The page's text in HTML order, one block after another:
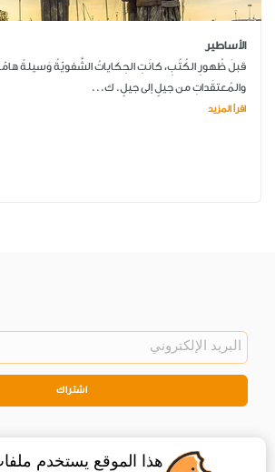
الأساطير
قبلَ ظُهورِ الكُتُبِ، كانَتِ الحِكاياتُ الشَّفويّةُ وَسيلةً
والمُعتقَداتِ من جيلٍ إلى جيلٍ. ك...
اقرأ المزيد
اشتراك
هذا الموقع يستخدم